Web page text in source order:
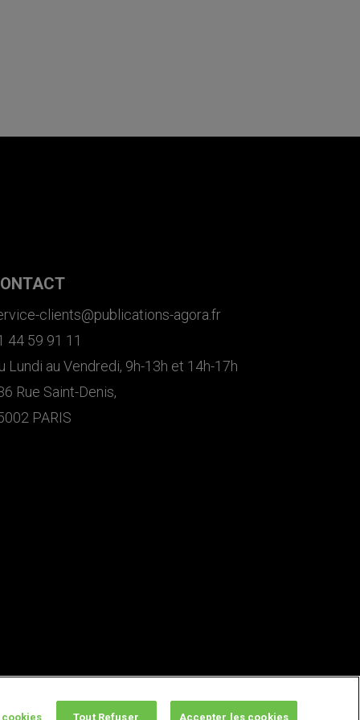
clients@publications-agora.fr
44 59 91 11
Lundi au Vendredi, 9h-13h et 14h-17h
Rue Saint-Denis,
PARIS
Tout Refuser Accepter les cookies